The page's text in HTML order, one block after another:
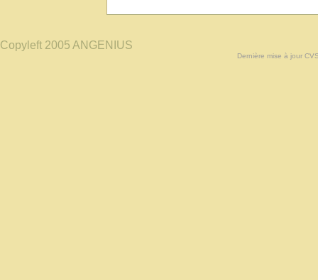
Copyleft 2005 ANGENIUS
Dernière mise à jour